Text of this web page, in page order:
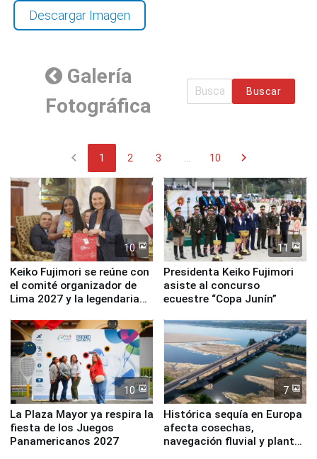
Descargar Imagen
Galería
Fotográfica
Buscar
chevron_left 1 2 3 10 chevron_right
10
Keiko Fujimori se reúne con
el comité organizador de
Lima 2027 y la legendaria
11
Presidenta Keiko Fujimori
asiste al concurso
ecuestre “Copa Junín”
10
La Plaza Mayor ya respira la
fiesta de los Juegos
Panamericanos 2027
7
Histórica sequía en Europa
afecta cosechas,
navegación fluvial y plantas